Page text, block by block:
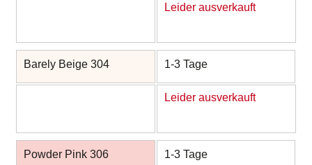
Leider ausverkauft
Barely Beige 304 1-3 Tage
Leider ausverkauft
Powder Pink 306 1-3 Tage